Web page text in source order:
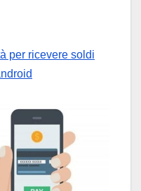
per ricevere soldi